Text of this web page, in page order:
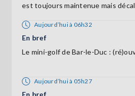
est toujours maintenue mais
Aujourd’hui à 06h32
En bref
Le mini-golf de Bar-le-Duc :
Aujourd’hui à 05h27
En bref